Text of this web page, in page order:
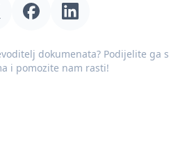
dokumenata? Podijelite ga s
i pomozite nam rasti!